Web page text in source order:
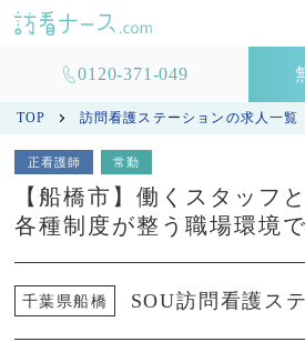
0120-371-049
TOP 訪問看護ステーションの求人一覧
正看護師 常勤
【船橋市】働くスタッフ
各種制度が整う職場環境
千葉県船橋 SOU訪問看護ス